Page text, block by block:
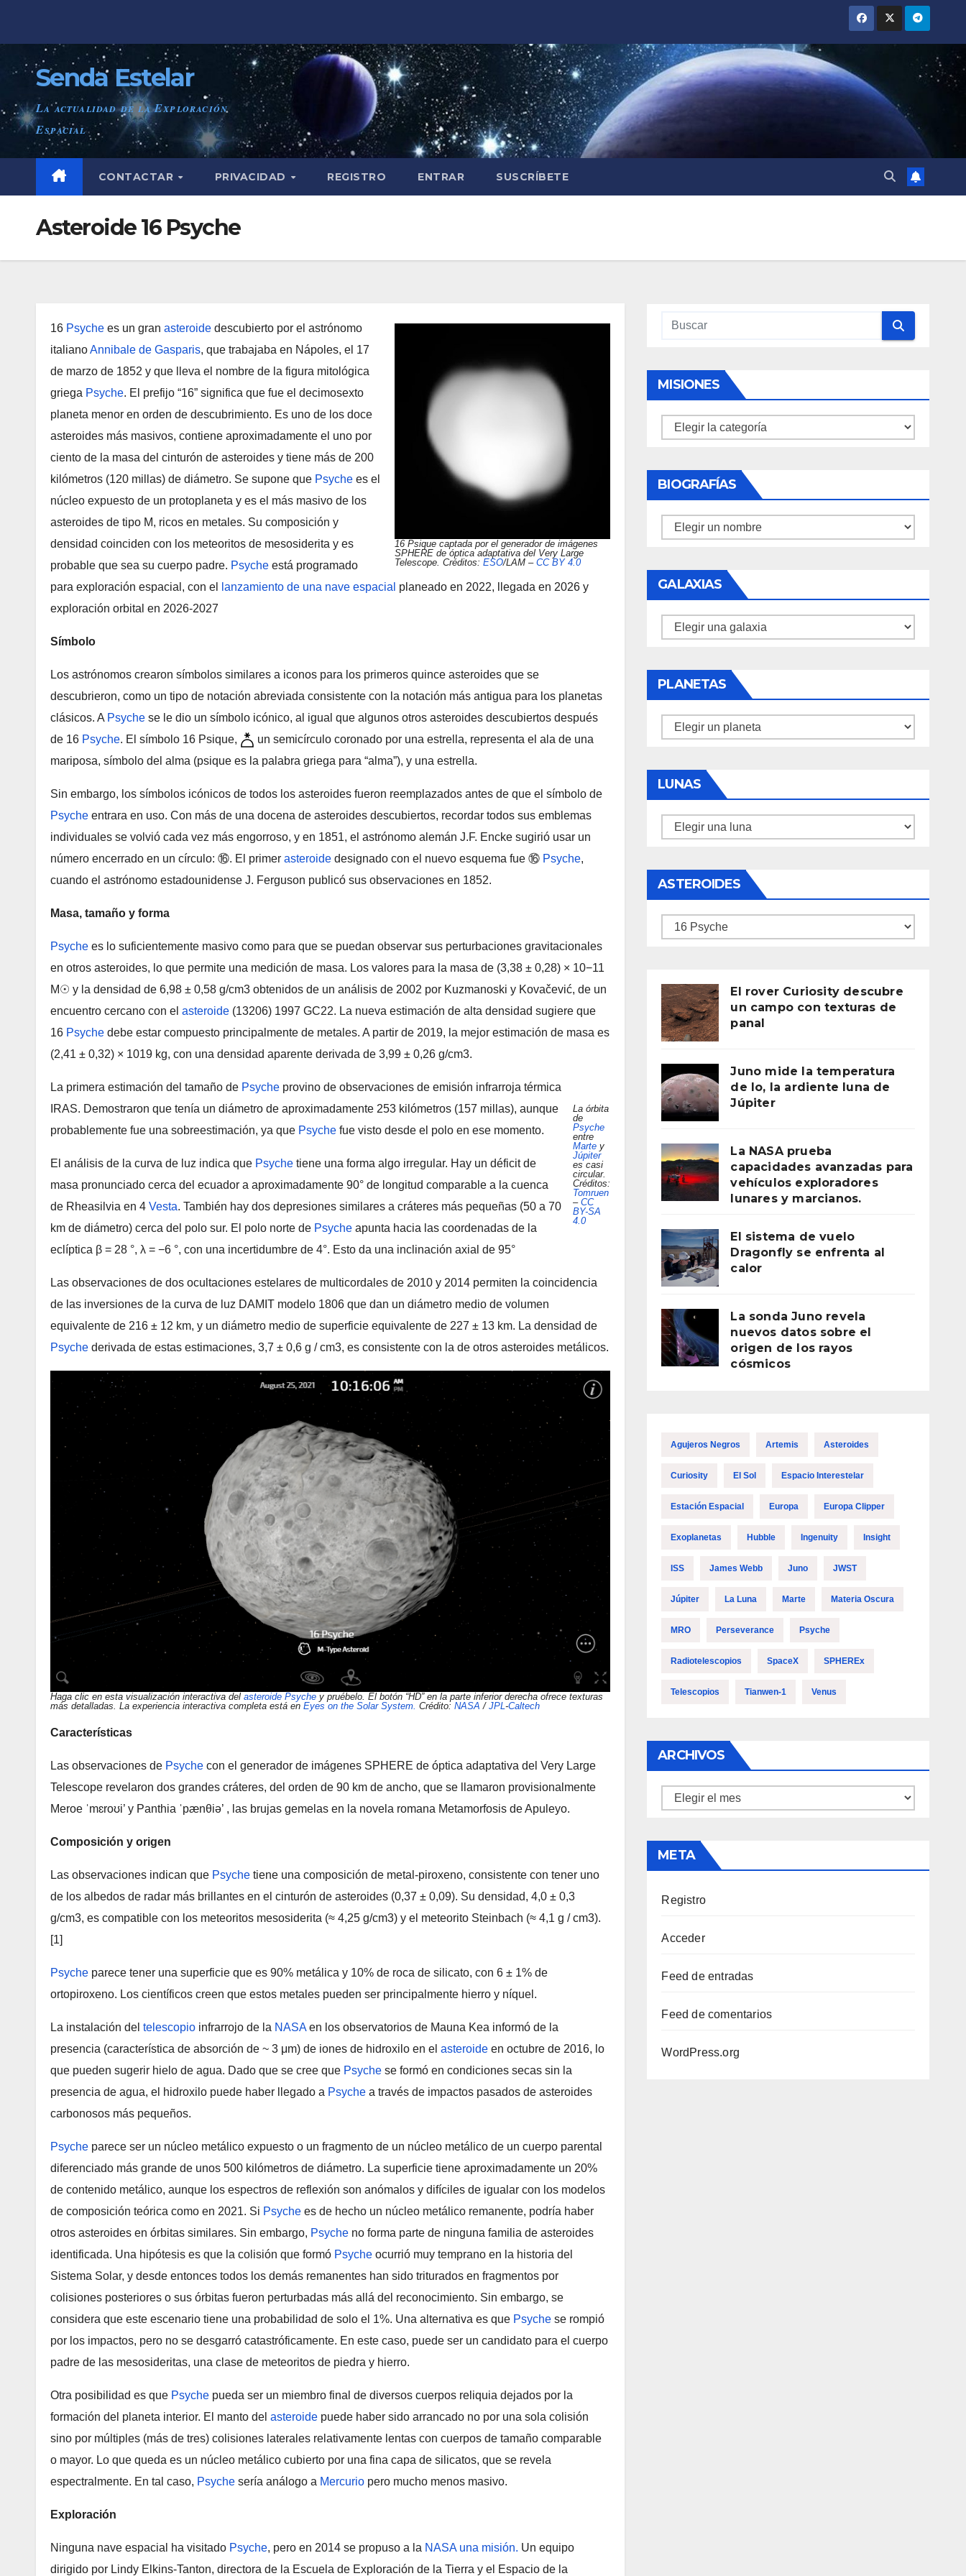
contenido
Senda Estelar
La actualidad de la Exploración
Espacial
CONTACTAR PRIVACIDAD REGISTRO ENTRAR SUSCRÍBETE
Asteroide 16 Psyche
16 Psique captada por el generador de imágenes
SPHERE de óptica adaptativa del Very Large
Telescope. Créditos:ESO/LAM –CC BY 4.0
16 Psyche es un gran asteroide descubierto por el astrónomo
italianoAnnibale de Gasparis, que trabajaba en Nápoles, el 17
de marzo de 1852 y que lleva el nombre de la figura mitológica
griega Psyche. El prefijo “16” significa que fue el decimosexto
planeta menor en orden de descubrimiento. Es uno de los doce
asteroides más masivos, contiene aproximadamente el uno por
ciento de la masa del cinturón de asteroides y tiene más de 200
kilómetros (120 millas) de diámetro. Se supone que Psyche es el
núcleo expuesto de un protoplaneta y es el más masivo de los
asteroides de tipo M, ricos en metales. Su composición y
densidad coinciden con los meteoritos de mesosiderita y es
probable que sea su cuerpo padre. Psyche está programado
para exploración espacial, con el
lanzamiento de una nave espacial planeado en 2022, llegada en 2026 y
exploración orbital en 2026-2027
Símbolo
Los astrónomos crearon símbolos similares a iconos para los primeros quince asteroides que se
descubrieron, como un tipo de notación abreviada consistente con la notación más antigua para los planetas
clásicos. A Psyche se le dio un símbolo icónico, al igual que algunos otros asteroides descubiertos después
de 16 Psyche. El símbolo 16 Psique,
un semicírculo coronado por una estrella, representa el ala de una
mariposa, símbolo del alma (psique es la palabra griega para “alma”), y una estrella.
Sin embargo, los símbolos icónicos de todos los asteroides fueron reemplazados antes de que el símbolo de
Psyche entrara en uso. Con más de una docena de asteroides descubiertos, recordar todos sus emblemas
individuales se volvió cada vez más engorroso, y en 1851, el astrónomo alemán J.F. Encke sugirió usar un
número encerrado en un círculo: ⑯. El primer asteroide designado con el nuevo esquema fue ⑯ Psyche,
cuando el astrónomo estadounidense J. Ferguson publicó sus observaciones en 1852.
Masa, tamaño y forma
Psyche es lo suficientemente masivo como para que se puedan observar sus perturbaciones gravitacionales
en otros asteroides, lo que permite una medición de masa. Los valores para la masa de (3,38 ± 0,28) × 10−11
M☉ y la densidad de 6,98 ± 0,58 g/cm3 obtenidos de un análisis de 2002 por Kuzmanoski y Kovačević, de un
encuentro cercano con el asteroide (13206) 1997 GC22. La nueva estimación de alta densidad sugiere que
16 Psyche debe estar compuesto principalmente de metales. A partir de 2019, la mejor estimación de masa es
(2,41 ± 0,32) × 1019 kg, con una densidad aparente derivada de 3,99 ± 0,26 g/cm3.
La órbita
de
Psyche
entre
Marte y
Júpiter
es casi
circular.
Créditos:
Tomruen
–CC
BY-SA
4.0
La primera estimación del tamaño de Psyche provino de observaciones de emisión infrarroja térmica
IRAS. Demostraron que tenía un diámetro de aproximadamente 253 kilómetros (157 millas), aunque
probablemente fue una sobreestimación, ya que Psyche fue visto desde el polo en ese momento.
El análisis de la curva de luz indica que Psyche tiene una forma algo irregular. Hay un déficit de
masa pronunciado cerca del ecuador a aproximadamente 90° de longitud comparable a la cuenca
de Rheasilvia en 4 Vesta. También hay dos depresiones similares a cráteres más pequeñas (50 a 70
km de diámetro) cerca del polo sur. El polo norte de Psyche apunta hacia las coordenadas de la
eclíptica β = 28 °, λ = −6 °, con una incertidumbre de 4°. Esto da una inclinación axial de 95°
Las observaciones de dos ocultaciones estelares de multicordales de 2010 y 2014 permiten la coincidencia
de las inversiones de la curva de luz DAMIT modelo 1806 que dan un diámetro medio de volumen
equivalente de 216 ± 12 km, y un diámetro medio de superficie equivalente de 227 ± 13 km. La densidad de
Psyche derivada de estas estimaciones, 3,7 ± 0,6 g / cm3, es consistente con la de otros asteroides metálicos.
Haga clic en esta visualización interactiva del asteroide Psyche y pruébelo. El botón “HD” en la parte inferior derecha ofrece texturas
más detalladas. La experiencia interactiva completa está en Eyes on the Solar System. Crédito: NASA / JPL-Caltech
Características
Las observaciones de Psyche con el generador de imágenes SPHERE de óptica adaptativa del Very Large
Telescope revelaron dos grandes cráteres, del orden de 90 km de ancho, que se llamaron provisionalmente
Meroe ˈmɛroʊi’ y Panthia ˈpænθiə’ , las brujas gemelas en la novela romana Metamorfosis de Apuleyo.
Composición y origen
Las observaciones indican que Psyche tiene una composición de metal-piroxeno, consistente con tener uno
de los albedos de radar más brillantes en el cinturón de asteroides (0,37 ± 0,09). Su densidad, 4,0 ± 0,3
g/cm3, es compatible con los meteoritos mesosiderita (≈ 4,25 g/cm3) y el meteorito Steinbach (≈ 4,1 g / cm3).
[1]
Psyche parece tener una superficie que es 90% metálica y 10% de roca de silicato, con 6 ± 1% de
ortopiroxeno. Los científicos creen que estos metales pueden ser principalmente hierro y níquel.
La instalación del telescopio infrarrojo de la NASAen los observatorios de Mauna Kea informó de la
presencia (característica de absorción de ~ 3 μm) de iones de hidroxilo en el asteroide en octubre de 2016, lo
que pueden sugerir hielo de agua. Dado que se cree que Psyche se formó en condiciones secas sin la
presencia de agua, el hidroxilo puede haber llegado a Psyche a través de impactos pasados de asteroides
carbonosos más pequeños.
Psyche parece ser un núcleo metálico expuesto o un fragmento de un núcleo metálico de un cuerpo parental
diferenciado más grande de unos 500 kilómetros de diámetro. La superficie tiene aproximadamente un 20%
de contenido metálico, aunque los espectros de reflexión son anómalos y difíciles de igualar con los modelos
de composición teórica como en 2021. Si Psyche es de hecho un núcleo metálico remanente, podría haber
otros asteroides en órbitas similares. Sin embargo, Psyche no forma parte de ninguna familia de asteroides
identificada. Una hipótesis es que la colisión que formó Psyche ocurrió muy temprano en la historia del
Sistema Solar, y desde entonces todos los demás remanentes han sido triturados en fragmentos por
colisiones posteriores o sus órbitas fueron perturbadas más allá del reconocimiento. Sin embargo, se
considera que este escenario tiene una probabilidad de solo el 1%. Una alternativa es que Psyche se rompió
por los impactos, pero no se desgarró catastróficamente. En este caso, puede ser un candidato para el cuerpo
padre de las mesosideritas, una clase de meteoritos de piedra y hierro.
Otra posibilidad es que Psyche pueda ser un miembro final de diversos cuerpos reliquia dejados por la
formación del planeta interior. El manto del asteroide puede haber sido arrancado no por una sola colisión
sino por múltiples (más de tres) colisiones laterales relativamente lentas con cuerpos de tamaño comparable
o mayor. Lo que queda es un núcleo metálico cubierto por una fina capa de silicatos, que se revela
espectralmente. En tal caso, Psyche sería análogo a Mercurio pero mucho menos masivo.
Exploración
Ninguna nave espacial ha visitado Psyche, pero en 2014 se propuso a la NASA una misión. Un equipo
dirigido por Lindy Elkins-Tanton, directora de la Escuela de Exploración de la Tierra y el Espacio de la
MISIONES
Misiones
BIOGRAFÍAS
Biografías
GALAXIAS
Galaxias
PLANETAS
Planetas
LUNAS
Lunas
ASTEROIDES
Asteroides
El rover Curiosity descubre
un campo con texturas de
panal
Juno mide la temperatura
de Io, la ardiente luna de
Júpiter
La NASA prueba
capacidades avanzadas para
vehículos exploradores
lunares y marcianos.
El sistema de vuelo
Dragonfly se enfrenta al
calor
La sonda Juno revela
nuevos datos sobre el
origen de los rayos
cósmicos
Agujeros Negros Artemis Asteroides
Curiosity El Sol Espacio Interestelar
Estación Espacial Europa Europa Clipper
Exoplanetas Hubble Ingenuity Insight
ISS James Webb Juno JWST
Júpiter La Luna Marte Materia Oscura
MRO Perseverance Psyche
Radiotelescopios SpaceX SPHEREx
Telescopios Tianwen-1 Venus
ARCHIVOS
Archivos
META
Registro
Acceder
Feed de entradas
Feed de comentarios
WordPress.org